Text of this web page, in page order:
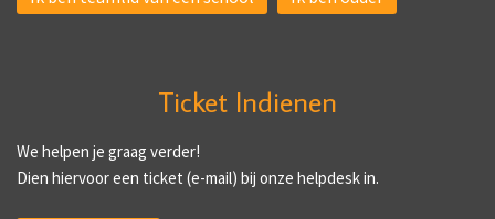
Ticket Indienen
We helpen je graag verder!
Dien hiervoor een ticket (e-mail) bij onze helpdesk in.